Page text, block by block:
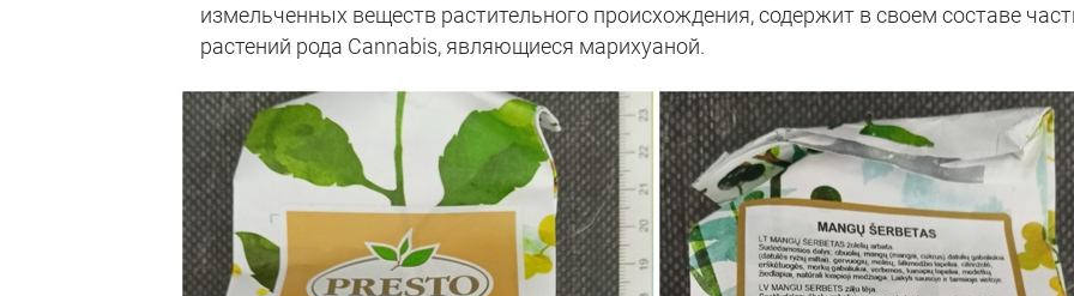
измельченных веществ растительного происхождения, содержит в своем составе
растений рода Cannabis, являющиеся марихуаной.